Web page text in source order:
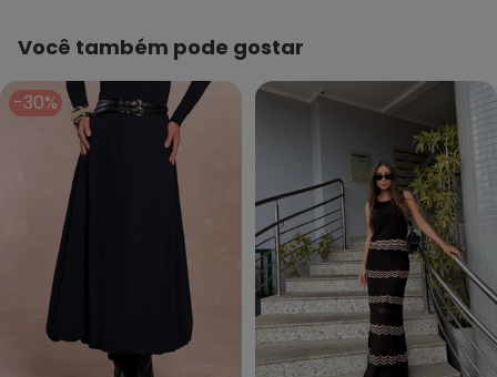
ferro. Não remover manchas com solventes. Processo
Tecido: TRICÔ
Composição: 100% ACRÍLICO
Você também pode gostar
-30%